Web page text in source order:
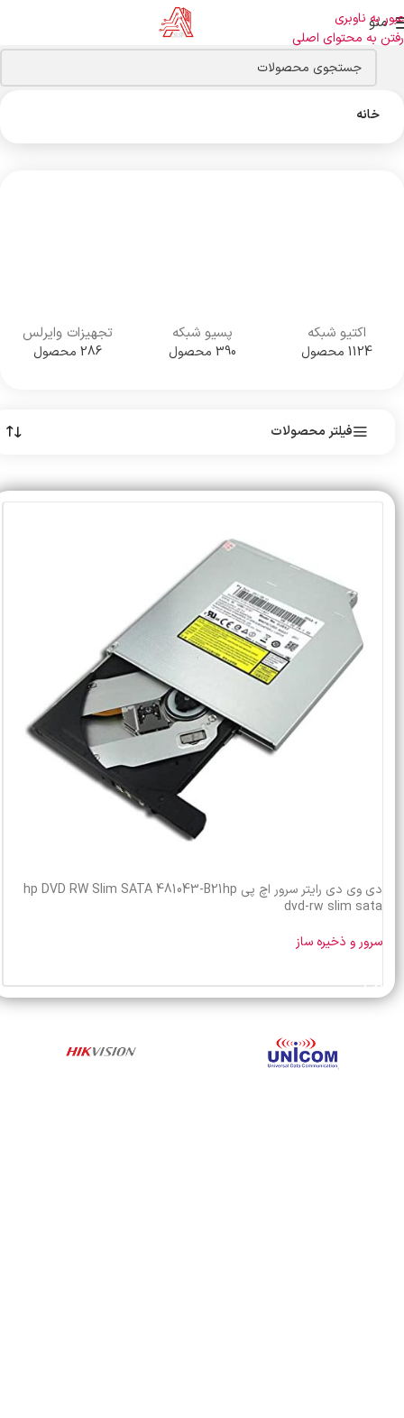
عبور به ناوبری
رفتن به محتوای اصلی
منو
خانه
اکتیو شبکه
1124 محصول
پسیو شبکه
390 محصول
تجهیزات وایرلس
286 محصول
فیلتر محصولات
دی وی دی رایتر سرور اچ پی hp DVD RW Slim SATA 481043-B21hp
dvd-rw slim sata
سرور و ذخیره ساز